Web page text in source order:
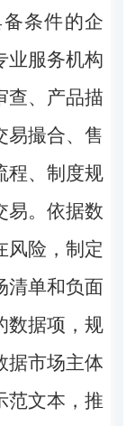
条件的企
业服务机构
查、产品描
易撮合、售
程、制度规
易。依据数
风险，制定
清单和负面
数据项，规
据市场主体
范文本，推